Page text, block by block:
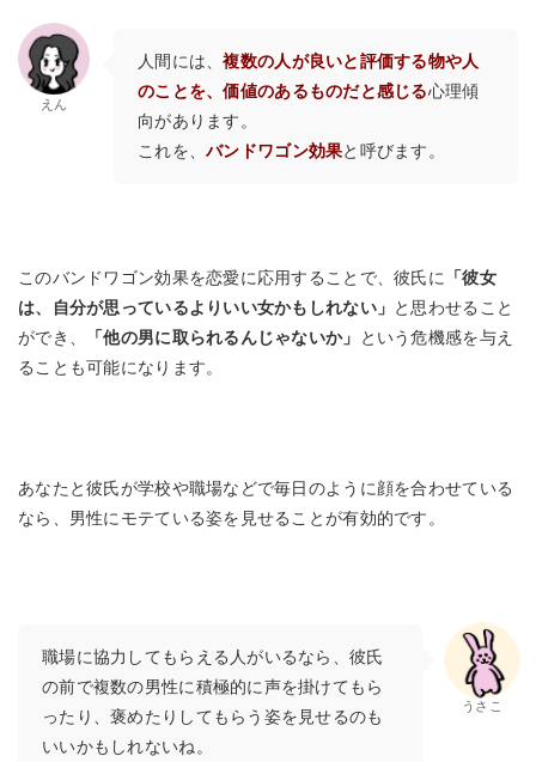
えん
人間には、複数の人が良いと評価する物や人
のことを、価値のあるものだと感じる心理傾
向があります。
これを、バンドワゴン効果と呼びます。
このバンドワゴン効果を恋愛に応用することで、彼氏に 「彼女
は、自分が思っているよりいい女かもしれない」 と思わせること
ができ、
「他の男に取られるんじゃないか」
という危機感を与え
ることも可能になります。
あなたと彼氏が学校や職場などで毎日のように顔を合わせている
なら、男性にモテている姿を見せることが有効的です。
職場に協力してもらえる人がいるなら、彼氏
の前で複数の男性に積極的に声を掛けてもら
ったり、褒めたりしてもらう姿を見せるのも
いいかもしれないね。
うさこ